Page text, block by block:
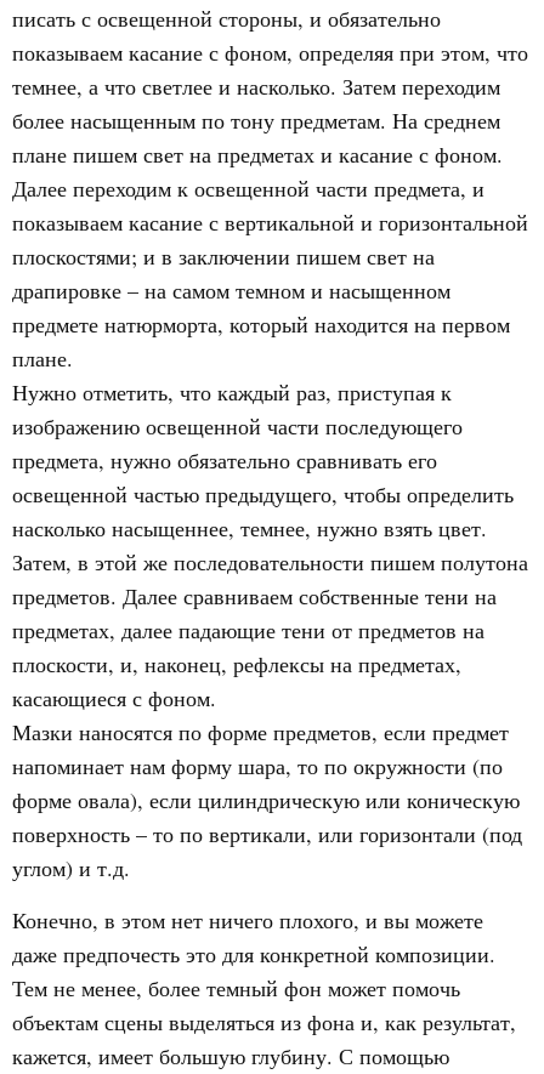
писать с освещенной стороны, и обязательно
показываем касание с фоном, определяя при этом, что
темнее, а что светлее и насколько. Затем переходим
более насыщенным по тону предметам. На среднем
плане пишем свет на предметах и касание с фоном.
Далее переходим к освещенной части предмета, и
показываем касание с вертикальной и горизонтальной
плоскостями; и в заключении пишем свет на
драпировке – на самом темном и насыщенном
предмете натюрморта, который находится на первом
плане.
Нужно отметить, что каждый раз, приступая к
изображению освещенной части последующего
предмета, нужно обязательно сравнивать его
освещенной частью предыдущего, чтобы определить
насколько насыщеннее, темнее, нужно взять цвет.
Затем, в этой же последовательности пишем полутона
предметов. Далее сравниваем собственные тени на
предметах, далее падающие тени от предметов на
плоскости, и, наконец, рефлексы на предметах,
касающиеся с фоном.
Мазки наносятся по форме предметов, если предмет
напоминает нам форму шара, то по окружности (по
форме овала), если цилиндрическую или коническую
поверхность – то по вертикали, или горизонтали (под
углом) и т.д.
Конечно, в этом нет ничего плохого, и вы можете
даже предпочесть это для конкретной композиции.
Тем не менее, более темный фон может помочь
объектам сцены выделяться из фона и, как результат,
кажется, имеет большую глубину. С помощью